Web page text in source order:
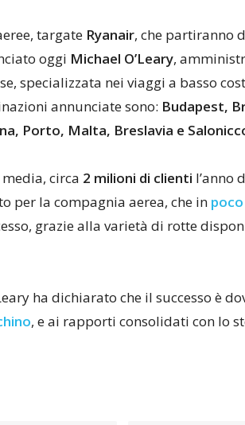
targate Ryanair, che partiranno
oggi Michael O’Leary,
specializzata nei viaggi a basso
annunciate sono: Budapest,
Porto, Malta, Breslavia e
circa 2 milioni di clienti l’anno
per la compagnia aerea, che in
grazie alla varietà di rotte
ha dichiarato che il successo è
, e ai rapporti consolidati con lo